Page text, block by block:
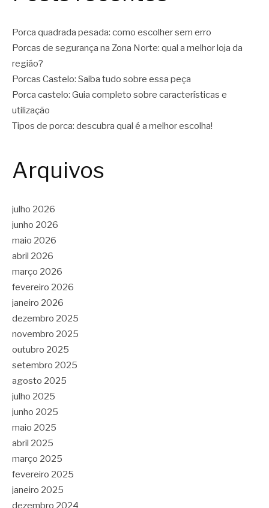
Porca quadrada pesada: como escolher sem erro
Porcas de segurança na Zona Norte: qual a melhor loja da
região?
Porcas Castelo: Saiba tudo sobre essa peça
Porca castelo: Guia completo sobre características e
utilização
Tipos de porca: descubra qual é a melhor escolha!
Arquivos
julho 2026
junho 2026
maio 2026
abril 2026
março 2026
fevereiro 2026
janeiro 2026
dezembro 2025
novembro 2025
outubro 2025
setembro 2025
agosto 2025
julho 2025
junho 2025
maio 2025
abril 2025
março 2025
fevereiro 2025
janeiro 2025
dezembro 2024